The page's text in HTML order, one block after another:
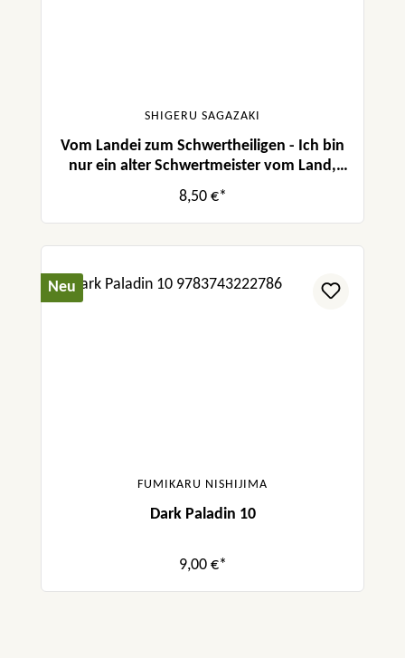
SHIGERU SAGAZAKI
Vom Landei zum Schwertheiligen - Ich bin
nur ein alter Schwertmeister vom Land,
aber meine Schülerinnen lassen mich nicht
in Frieden! 07
8,50 €*
Neu
FUMIKARU NISHIJIMA
Dark Paladin 10
9,00 €*